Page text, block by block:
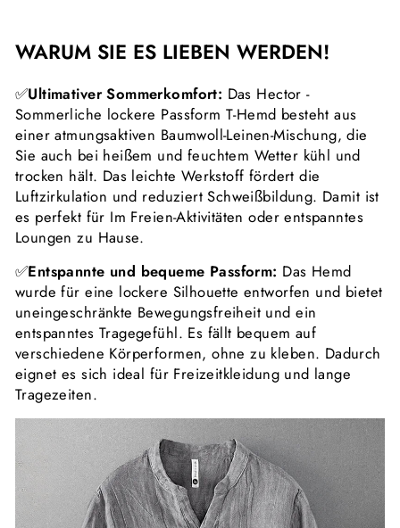
WARUM SIE ES LIEBEN WERDEN!
✅Ultimativer Sommerkomfort: Das Hector -
Sommerliche lockere Passform T-Hemd besteht aus
einer atmungsaktiven Baumwoll-Leinen-Mischung, die
Sie auch bei heißem und feuchtem Wetter kühl und
trocken hält. Das leichte Werkstoff fördert die
Luftzirkulation und reduziert Schweißbildung. Damit ist
es perfekt für Im Freien-Aktivitäten oder entspanntes
Loungen zu Hause.
✅Entspannte und bequeme Passform: Das Hemd
wurde für eine lockere Silhouette entworfen und bietet
uneingeschränkte Bewegungsfreiheit und ein
entspanntes Tragegefühl. Es fällt bequem auf
verschiedene Körperformen, ohne zu kleben. Dadurch
eignet es sich ideal für Freizeitkleidung und lange
Tragezeiten.